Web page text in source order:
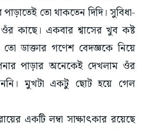
তো থাকতেন দিদি। সুবিধা-
কাছে। একবার শ্বাসের খুব কষ্ট
ডাক্তার গণেশ বেদজ্ঞকে নিয়ে
পাড়ার অনেকেই দেখলাম ওঁর
মুখটা একটু ছোট হয়ে গেল
একটি লম্বা সাক্ষাৎকার রয়েছে